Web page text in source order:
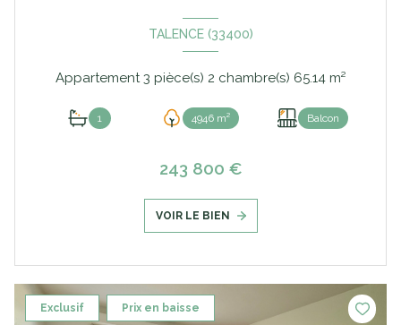
TALENCE (33400)
Appartement 3 pièce(s) 2 chambre(s) 65.14 m²
1 4946 m² Balcon
243 800 €
VOIR LE BIEN
Exclusif Prix en baisse